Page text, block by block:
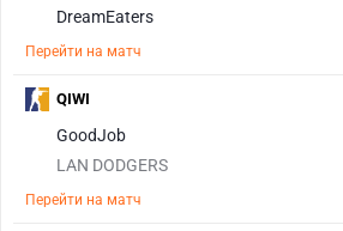
DreamEaters
Перейти на матч
GoodJob
LAN DODGERS
Перейти на матч
QIWI